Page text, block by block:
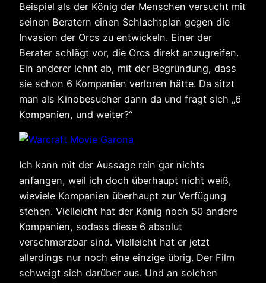
Beispiel als der König der Menschen versucht mit
seinen Beratern einen Schlachtplan gegen die
Invasion der Orcs zu entwickeln. Einer der
Berater schlägt vor, die Orcs direkt anzugreifen.
Ein anderer lehnt ab, mit der Begründung, dass
sie schon 6 Kompanien verloren hätte. Da sitzt
man als Kinobesucher dann da und fragt sich „6
Kompanien, und weiter?“
Ich kann mit der Aussage rein gar nichts
anfangen, weil ich doch überhaupt nicht weiß,
wieviele Kompanien überhaupt zur Verfügung
stehen. Vielleicht hat der König noch 50 andere
Kompanien, sodass diese 6 absolut
verschmerzbar sind. Vielleicht hat er jetzt
allerdings nur noch eine einzige übrig. Der Film
schweigt sich darüber aus. Und an solchen